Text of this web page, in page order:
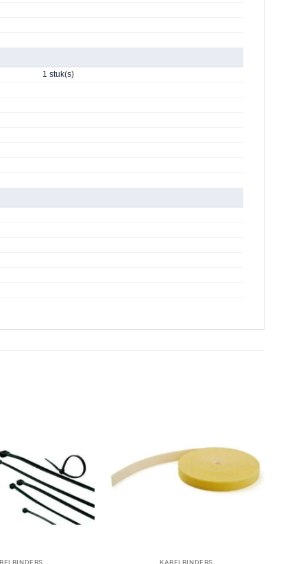
1 stuk(s)
KABELBINDERS